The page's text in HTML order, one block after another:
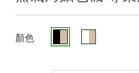
顏色